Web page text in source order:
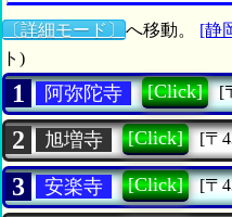
〔詳細モード〕 へ移動。 [静
ト)
1 阿弥陀寺 [Click] [
2 旭増寺 [Click] [〒
3 安楽寺 [Click] [〒